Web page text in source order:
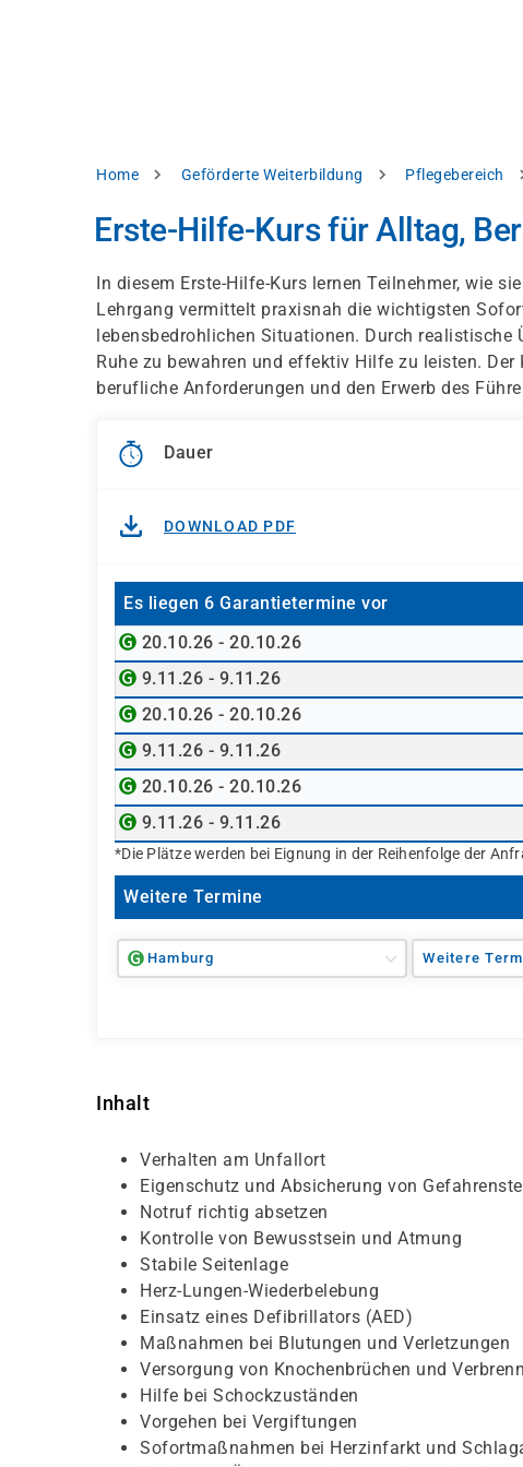
Pfadnavigation
Home Geförderte Weiterbildung Pflegebereich
Erste-Hilfe-Kurs für Alltag,
In diesem Erste-Hilfe-Kurs lernen Teilnehmer, wie
Lehrgang vermittelt praxisnah die wichtigsten
lebensbedrohlichen Situationen. Durch
Ruhe zu bewahren und effektiv Hilfe zu leisten.
berufliche Anforderungen und den Erwerb des
Dauer
DOWNLOAD PDF
Es liegen 6 Garantietermine vor
20.10.26 - 20.10.26
9.11.26 - 9.11.26
20.10.26 - 20.10.26
9.11.26 - 9.11.26
20.10.26 - 20.10.26
9.11.26 - 9.11.26
*Die Plätze werden bei Eignung in der Reihenfolge der
Weitere Termine
Hamburg Weitere
Inhalt
Verhalten am Unfallort
Eigenschutz und Absicherung von
Notruf richtig absetzen
Kontrolle von Bewusstsein und Atmung
Stabile Seitenlage
Herz-Lungen-Wiederbelebung
Einsatz eines Defibrillators (AED)
Maßnahmen bei Blutungen und Verletzungen
Versorgung von Knochenbrüchen und
Hilfe bei Schockzuständen
Vorgehen bei Vergiftungen
Sofortmaßnahmen bei Herzinfarkt und
Datenschutzhinweis